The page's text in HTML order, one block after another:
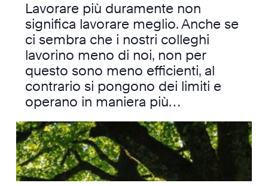
Lavorare più duramente non
significa lavorare meglio. Anche se
ci sembra che i nostri colleghi
lavorino meno di noi, non per
questo sono meno efficienti, al
contrario si pongono dei limiti e
operano in maniera più…